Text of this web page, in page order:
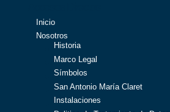
Inicio
Nosotros
Historia
Marco Legal
Símbolos
San Antonio María Claret
Instalaciones